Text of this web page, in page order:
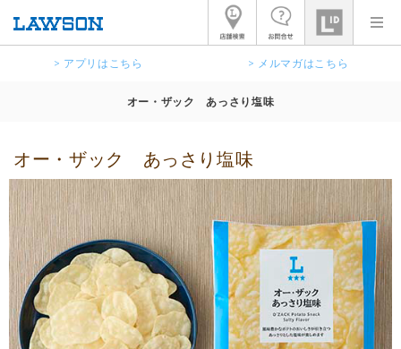
> アプリはこちら > メルマガはこちら
オー・ザック あっさり塩味
オー・ザック あっさり塩味